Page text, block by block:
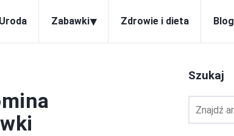
Uroda Zabawki▾ Zdrowie i dieta Blog
Szukaj